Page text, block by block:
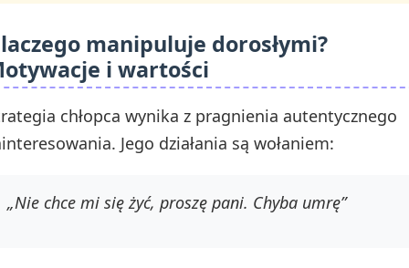
manipuluje dorosłymi?
i wartości
chłopca wynika z pragnienia autentycznego
Jego działania są wołaniem:
„Nie chce mi się żyć, proszę pani. Chyba umrę”